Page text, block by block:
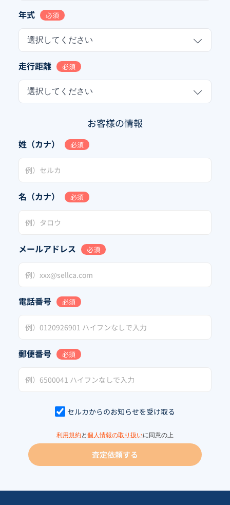
年式 必須
選択してください
走行距離 必須
選択してください
お客様の情報
姓（カナ） 必須
名（カナ） 必須
メールアドレス 必須
電話番号 必須
郵便番号 必須
セルカからのお知らせを受け取る
利用規約と 個人情報の取り扱いに同意の上
査定依頼する